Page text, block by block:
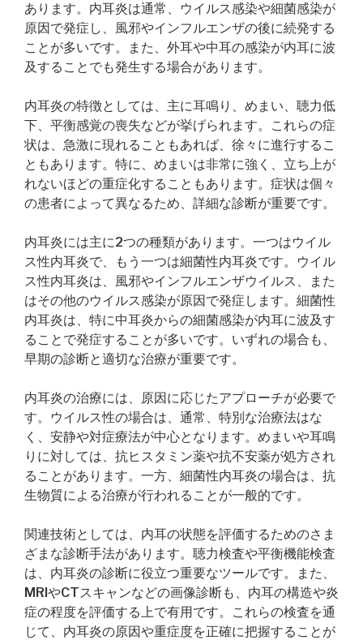
あります。内耳炎は通常、ウイルス感染や細菌感染が
原因で発症し、風邪やインフルエンザの後に続発する
ことが多いです。また、外耳や中耳の感染が内耳に波
及することでも発生する場合があります。
内耳炎の特徴としては、主に耳鳴り、めまい、聴力低
下、平衡感覚の喪失などが挙げられます。これらの症
状は、急激に現れることもあれば、徐々に進行するこ
ともあります。特に、めまいは非常に強く、立ち上が
れないほどの重症化することもあります。症状は個々
の患者によって異なるため、詳細な診断が重要です。
内耳炎には主に2つの種類があります。一つはウイル
ス性内耳炎で、もう一つは細菌性内耳炎です。ウイル
ス性内耳炎は、風邪やインフルエンザウイルス、また
はその他のウイルス感染が原因で発症します。細菌性
内耳炎は、特に中耳炎からの細菌感染が内耳に波及す
ることで発症することが多いです。いずれの場合も、
早期の診断と適切な治療が重要です。
内耳炎の治療には、原因に応じたアプローチが必要で
す。ウイルス性の場合は、通常、特別な治療法はな
く、安静や対症療法が中心となります。めまいや耳鳴
りに対しては、抗ヒスタミン薬や抗不安薬が処方され
ることがあります。一方、細菌性内耳炎の場合は、抗
生物質による治療が行われることが一般的です。
関連技術としては、内耳の状態を評価するためのさま
ざまな診断手法があります。聴力検査や平衡機能検査
は、内耳炎の診断に役立つ重要なツールです。また、
MRIやCTスキャンなどの画像診断も、内耳の構造や炎
症の程度を評価する上で有用です。これらの検査を通
じて、内耳炎の原因や重症度を正確に把握することが